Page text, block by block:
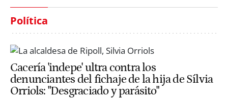
Política
Cacería 'indepe' ultra contra los
denunciantes del fichaje de la hija de Sílvia
Orriols: "Desgraciado y parásito"